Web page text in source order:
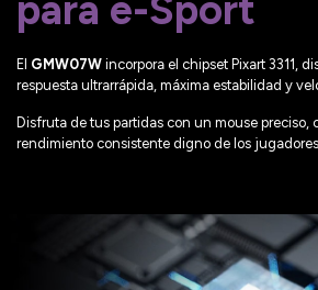
El GMW07W incorpora el chipset Pixart 3311,
respuesta ultrarrápida, máxima estabilidad y
Disfruta de tus partidas con un mouse preciso,
rendimiento consistente digno de los